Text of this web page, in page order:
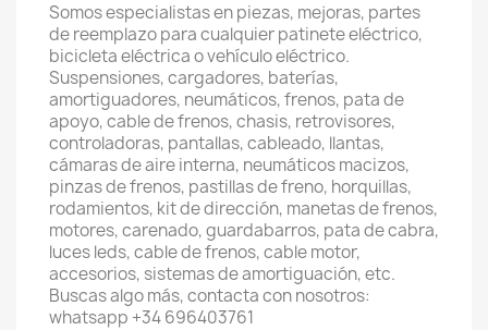
Somos especialistas en piezas, mejoras, partes
de reemplazo para cualquier patinete eléctrico,
bicicleta eléctrica o vehículo eléctrico.
Suspensiones, cargadores, baterías,
amortiguadores, neumáticos, frenos, pata de
apoyo, cable de frenos, chasis, retrovisores,
controladoras, pantallas, cableado, llantas,
cámaras de aire interna, neumáticos macizos,
pinzas de frenos, pastillas de freno, horquillas,
rodamientos, kit de dirección, manetas de frenos,
motores, carenado, guardabarros, pata de cabra,
luces leds, cable de frenos, cable motor,
accesorios, sistemas de amortiguación, etc.
Buscas algo más, contacta con nosotros:
whatsapp +34 696403761